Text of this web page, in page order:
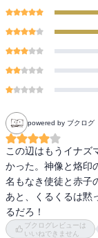
powered by ブクログ
この辺はもうイナズ
かった。神像と烙印
名もなき使徒と赤子
あと、くるくるは黙
るだろ！
ブクログレビューは
いいねできません